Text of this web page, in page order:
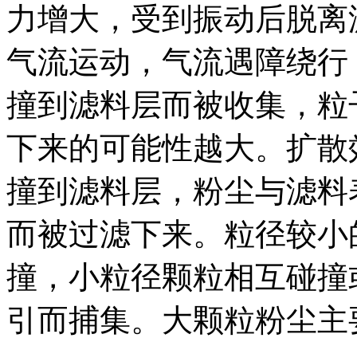
力增大，受到振动后脱
气流运动，气流遇障绕
撞到滤料层而被收集，
下来的可能性越大。扩
撞到滤料层，粉尘与滤
而被过滤下来。粒径较
撞，小粒径颗粒相互碰
引而捕集。大颗粒粉尘